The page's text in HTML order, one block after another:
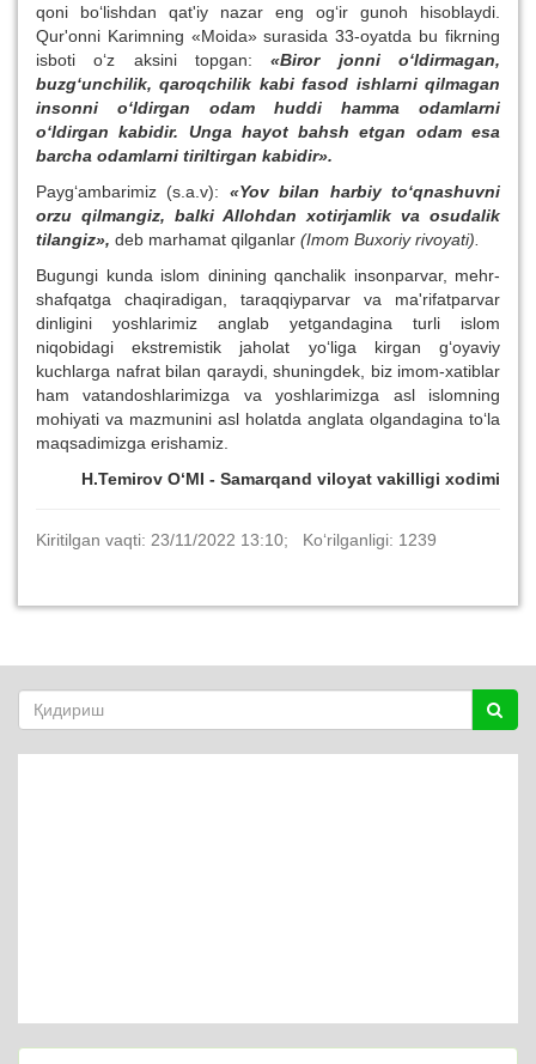
qoni bo‘lishdan qat'iy nazar eng og‘ir gunoh hisoblaydi.
Qur'onni Karimning «Moida» surasida 33-oyatda bu fikrning
isboti o‘z aksini topgan:
«Biror jonni o‘ldirmagan,
buzg‘unchilik, qaroqchilik kabi fasod ishlarni qilmagan
insonni o‘ldirgan odam huddi hamma odamlarni
o‘ldirgan kabidir. Unga hayot bahsh etgan odam esa
barcha odamlarni tiriltirgan kabidir».
Payg‘ambarimiz (s.a.v):
«Yov bilan harbiy to‘qnashuvni
orzu qilmangiz, balki Allohdan xotirjamlik va osudalik
tilangiz», deb marhamat qilganlar (Imom Buxoriy rivoyati).
Bugungi kunda islom dinining qanchalik insonparvar, mehr-
shafqatga chaqiradigan, taraqqiyparvar va ma'rifatparvar
dinligini yoshlarimiz anglab yetgandagina turli islom
niqobidagi ekstremistik jaholat yo‘liga kirgan g‘oyaviy
kuchlarga nafrat bilan qaraydi, shuningdek, biz imom-xatiblar
ham vatandoshlarimizga va yoshlarimizga asl islomning
mohiyati va mazmunini asl holatda anglata olgandagina to‘la
maqsadimizga erishamiz.
H.Temirov O‘MI - Samarqand viloyat vakilligi xodimi
Kiritilgan vaqti: 23/11/2022 13:10; Ko‘rilganligi: 1239